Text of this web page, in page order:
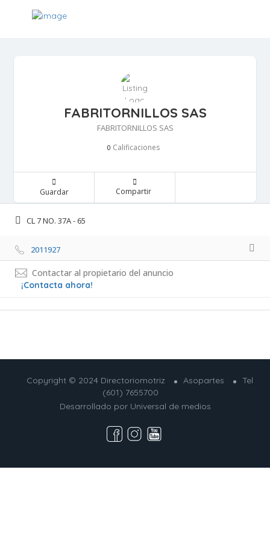
FABRITORNILLOS SAS
FABRITORNILLOS SAS
0 Calificaciones
Guardar Compartir
CL 7 NO. 37A - 65
2011927
Contactar al propietario del anuncio
¡Contacta ahora!
Copyright © 2024 Directoriomotriz Asopartes
Tel
(601) 7655700
Desarrollado por Universal de medios